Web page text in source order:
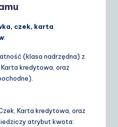
czek, karta
:
(klasa nadrzędna) z
Karta kredytowa, oraz
, Karta kredytowa, oraz
atrybutkwota: